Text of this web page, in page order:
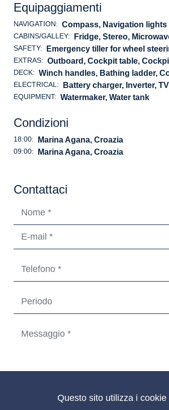
Equipaggiamenti
NAVIGATION: Compass, Navigation lights
CABINS/GALLEY: Fridge, Stereo,
SAFETY: Emergency tiller for wheel
EXTRAS: Outboard, Cockpit table,
DECK: Winch handles, Bathing ladder,
ELECTRICAL: Battery charger, Inverter,
EQUIPMENT: Watermaker, Water tank
Condizioni
18:00: Marina Agana, Croazia
09:00: Marina Agana, Croazia
Contattaci
Questo sito utilizza i